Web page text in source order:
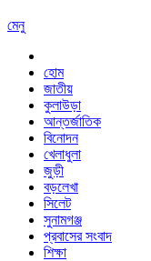
মেনু
হোম
জাতীয়
কুলাউড়া
আন্তর্জাতিক
বিনোদন
খেলাধুলা
জুড়ী
বড়লেখা
সিলেট
সুনামগঞ্জ
প্রবাসের সংবাদ
শিক্ষা